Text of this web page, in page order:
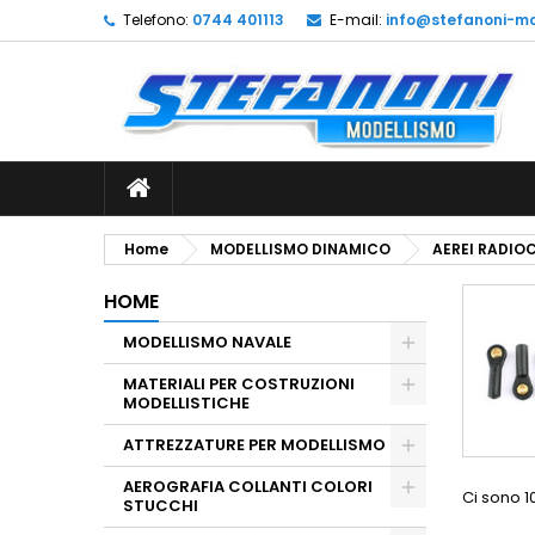
Telefono: 0744 401113 E-mail: info@stefanoni-
Home MODELLISMO DINAMICO AEREI
HOME
MODELLISMO NAVALE
MATERIALI PER COSTRUZIONI
MODELLISTICHE
ATTREZZATURE PER MODELLISMO
AEROGRAFIA COLLANTI COLORI
STUCCHI
Ci sono